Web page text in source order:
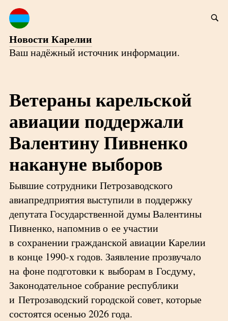
Новости Карелии
Ваш надёжный источник информации.
Ветераны карельской
авиации поддержали
Валентину Пивненко
накануне выборов
Бывшие сотрудники Петрозаводского
авиапредприятия выступили в поддержку
депутата Государственной думы Валентины
Пивненко, напомнив о ее участии
в сохранении гражданской авиации Карелии
в конце 1990-х годов. Заявление прозвучало
на фоне подготовки к выборам в Госдуму,
Законодательное собрание республики
и Петрозаводский городской совет, которые
состоятся осенью 2026 года.